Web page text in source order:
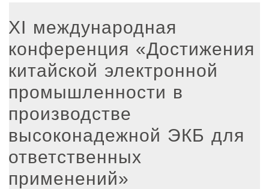
XI международная
конференция «Достижения
китайской электронной
промышленности в
производстве
высоконадежной ЭКБ для
ответственных
применений»